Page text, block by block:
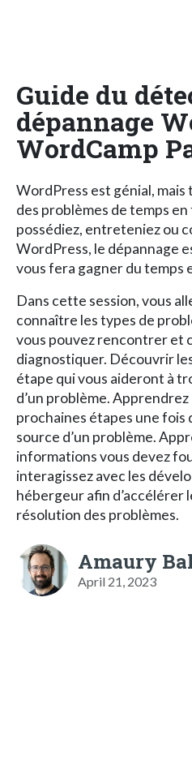
Guide du
dépannage
WordCamp
WordPress est génial,
des problèmes de temps
possédiez, entreteniez ou
WordPress, le dépannage
vous fera gagner du temps
Dans cette session, vous
connaître les types de
vous pouvez rencontrer et
diagnostiquer. Découvrir
étape qui vous aideront à
d’un problème.
prochaines étapes une fois
source d’un problème.
informations vous devez
interagissez avec les
hébergeur afin d’accélérer
résolution des problèmes.
Amaury
April 21, 2023